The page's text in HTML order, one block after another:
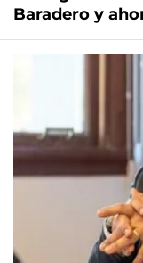
Baradero y